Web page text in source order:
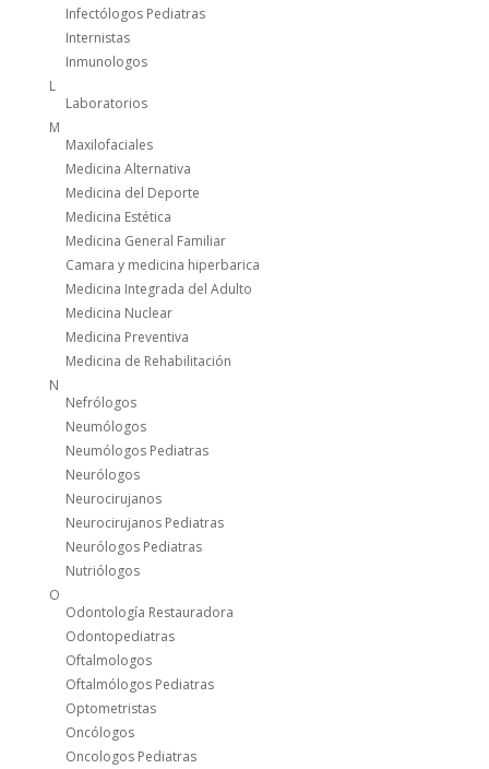
Infectólogos Pediatras
Internistas
Inmunologos
L
Laboratorios
M
Maxilofaciales
Medicina Alternativa
Medicina del Deporte
Medicina Estética
Medicina General Familiar
Camara y medicina hiperbarica
Medicina Integrada del Adulto
Medicina Nuclear
Medicina Preventiva
Medicina de Rehabilitación
N
Nefrólogos
Neumólogos
Neumólogos Pediatras
Neurólogos
Neurocirujanos
Neurocirujanos Pediatras
Neurólogos Pediatras
Nutriólogos
O
Odontología Restauradora
Odontopediatras
Oftalmologos
Oftalmólogos Pediatras
Optometristas
Oncólogos
Oncologos Pediatras